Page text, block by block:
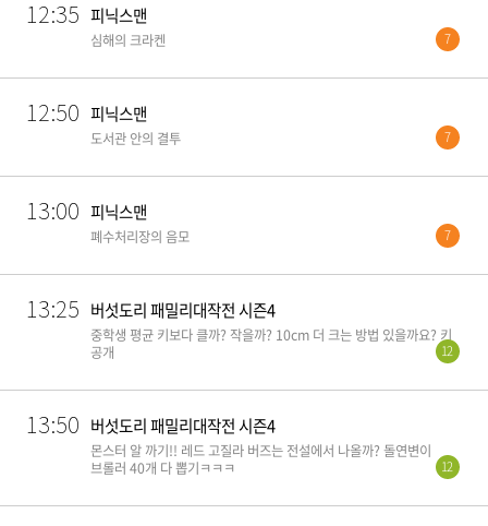
12:35 피닉스맨
심해의 크라켄 7
12:50 피닉스맨
도서관 안의 결투 7
13:00 피닉스맨
폐수처리장의 음모 7
13:25 버섯도리 패밀리대작전 시즌4
중학생 평균 키보다 클까? 작을까? 10cm 더 크는 방법 있을까요? 키
공개
12
13:50 버섯도리 패밀리대작전 시즌4
몬스터 알 까기!! 레드 고질라 버즈는 전설에서 나올까? 돌연변이
브롤러 40개 다 뽑기ㅋㅋㅋ
12